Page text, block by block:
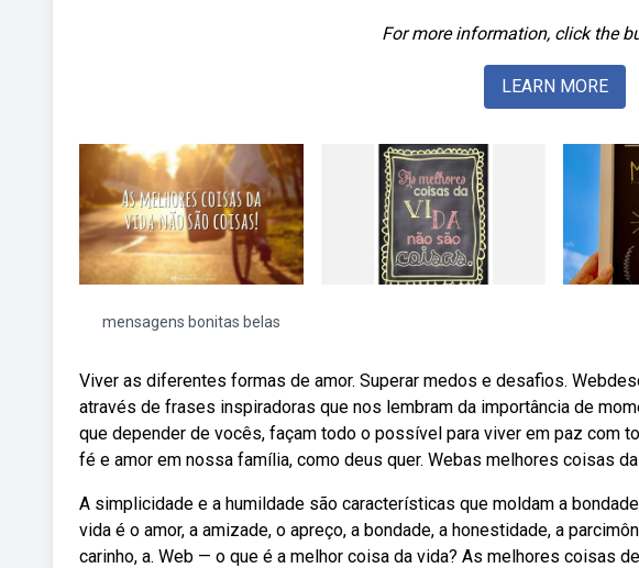
For more information, click the
LEARN MORE
mensagens bonitas belas
Viver as diferentes formas de amor. Superar medos e desafios.
através de frases inspiradoras que nos lembram da importância de
que depender de vocês, façam todo o possível para viver em paz com
fé e amor em nossa família, como deus quer. Webas melhores coisas
A simplicidade e a humildade são características que moldam a
vida é o amor, a amizade, o apreço, a bondade, a honestidade, a
carinho, a. Web — o que é a melhor coisa da vida? As melhores coisas